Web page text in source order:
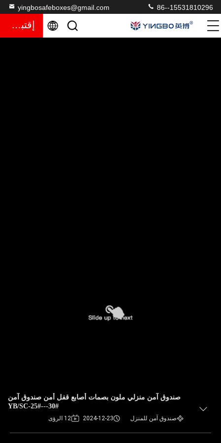
yingbosafeboxes@gmail.com 86--15531810296
إقتباس
صندوق آمن منزلي ملون بصمات أصابع قفل أمن صندوق آمن
YB/SC-25#---30#
صندوق آمن للمنزل 2024-12-23 12 الرؤى